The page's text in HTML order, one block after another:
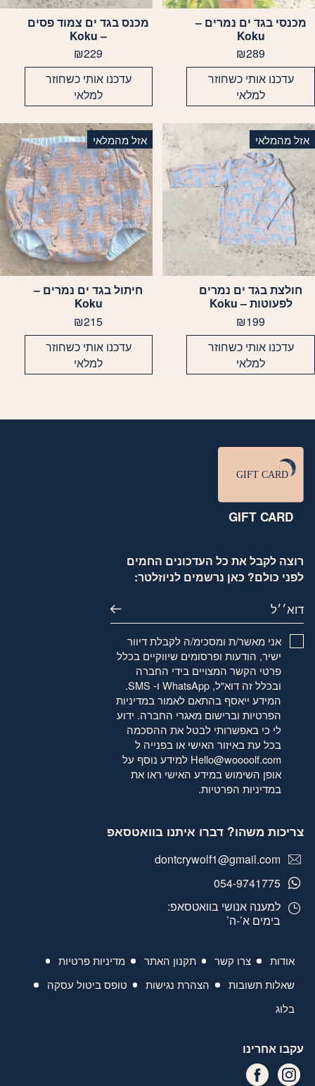
מכנסי בגד ים נמרים –
Koku
₪289
עדכנו אותי כשחוזר
למלאי
למוצר
מספר
סוגים.
ניתן
לבחור
את
האפשרויות
בעמוד
המוצר
מכנס בגד ים צמוד פסים
– Koku
₪229
עדכנו אותי כשחוזר
למלאי
למוצר
מספר
סוגים.
ניתן
לבחור
את
האפשרויות
בעמוד
המוצר
אזל מהמלאי
חולצת בגד ים נמרים
לפעוטות – Koku
₪199
עדכנו אותי כשחוזר
למלאי
למוצר
מספר
סוגים.
ניתן
האפשרויות
המוצר
אזל מהמלאי
חיתול בגד ים נמרים –
Koku
₪215
עדכנו אותי כשחוזר
למלאי
למוצר
מספר
סוגים.
ניתן
האפשרויות
רוצה לקבל את כל העדכונים החמים
לפני כולם? כאן נרשמים לניוזלטר:
דוא׳׳ל
אני מאשר/ת ומסכימ/ה לקבלת דיוור
ישיר, הודעות ופרסומים שיווקיים בכלל
פרטי הקשר המצויים בידי החברה
ובכלל זה דוא"ל, WhatsApp ו- SMS.
המידע ייאסף בהתאם לאמורבמדיניות
הפרטיותוברישום מאגרי החברה. ידוע
לי כי באפשרותי לבטל את ההסכמה
בכל עת באיזור האישי או בפנייה ל
Hello@woooolf.com למידע נוסף על
אופן השימוש במידע האישי ראו את
במדיניות הפרטיות.
אודות צרו קשר תקנון האתר
מדיניות פרטיות
שאלות תשובות
הצהרת נגישות
טופס ביטול עסקה
בלוג
צריכות משהו? דברו איתנו בוואטסאפ
dontcrywolf1@gmail.com
054-9741775
למענה אנושי בוואטסאפ:
בימים א’-ה’
עקבו אחרינו
GIFT CARD